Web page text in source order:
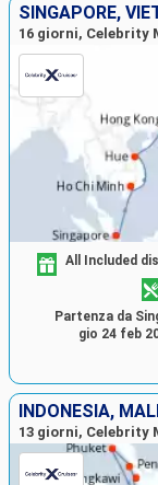
SINGAPORE,
16 giorni, Celebrity
All Included
Partenza da
gio 24 feb
INDONESIA,
13 giorni, Celebrity